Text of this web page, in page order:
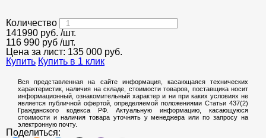
Количество
141990 руб. /шт.
116 990 руб /шт.
Цена за лист: 135 000 руб.
Купить Купить в 1 клик
Вся представленная на сайте информация, касающаяся технических
характеристик, наличия на складе, стоимости товаров, поставщика носит
информационный, ознакомительный характер и ни при каких условиях не
является публичной офертой, определяемой положениями Статьи 437(2)
Гражданского кодекса РФ. Актуальную информацию, касающуюся
стоимости и наличия товара уточнять у менеджера или по запросу на
электронную почту.
Поделиться: